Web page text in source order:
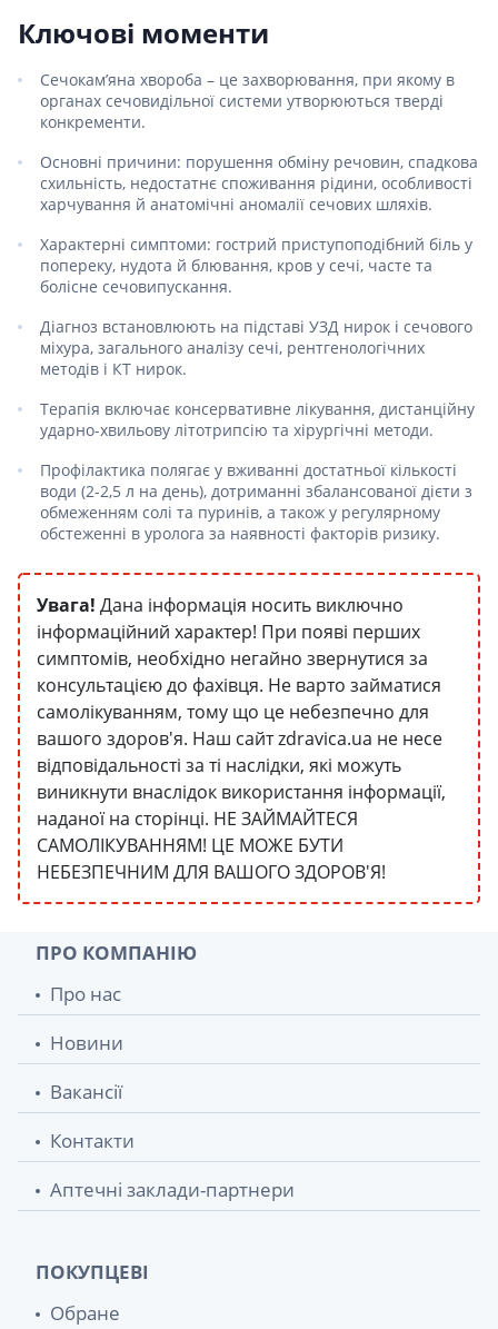
Ключові моменти
Сечокам’яна хвороба – це захворювання, при якому в
органах сечовидільної системи утворюються тверді
конкременти.
Основні причини: порушення обміну речовин, спадкова
схильність, недостатнє споживання рідини, особливості
харчування й анатомічні аномалії сечових шляхів.
Характерні симптоми: гострий приступоподібний біль у
попереку, нудота й блювання, кров у сечі, часте та
болісне сечовипускання.
Діагноз встановлюють на підставі УЗД нирок і сечового
міхура, загального аналізу сечі, рентгенологічних
методів і КТ нирок.
Терапія включає консервативне лікування, дистанційну
ударно-хвильову літотрипсію та хірургічні методи.
Профілактика полягає у вживанні достатньої кількості
води (2-2,5 л на день), дотриманні збалансованої дієти з
обмеженням солі та пуринів, а також у регулярному
обстеженні в уролога за наявності факторів ризику.
Увага! Дана інформація носить виключно
інформаційний характер! При появі перших
симптомів, необхідно негайно звернутися за
консультацією до фахівця. Не варто займатися
самолікуванням, тому що це небезпечно для
вашого здоров'я. Наш сайт zdravica.ua не несе
відповідальності за ті наслідки, які можуть
виникнути внаслідок використання інформації,
наданої на сторінці. НЕ ЗАЙМАЙТЕСЯ
САМОЛІКУВАННЯМ! ЦЕ МОЖЕ БУТИ
НЕБЕЗПЕЧНИМ ДЛЯ ВАШОГО ЗДОРОВ'Я!
ПРО КОМПАНІЮ
Про нас
Новини
Вакансії
Контакти
Аптечні заклади-партнери
ПОКУПЦЕВІ
Обране